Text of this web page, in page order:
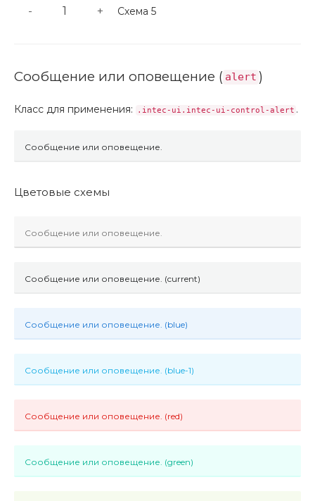
- + Схема 5
Сообщение или оповещение ( alert )
Класс для применения: .intec-ui.intec-ui-control-alert .
Сообщение или оповещение.
Цветовые схемы
Сообщение или оповещение.
Сообщение или оповещение. (current)
Сообщение или оповещение. (blue)
Сообщение или оповещение. (blue-1)
Сообщение или оповещение. (red)
Сообщение или оповещение. (green)